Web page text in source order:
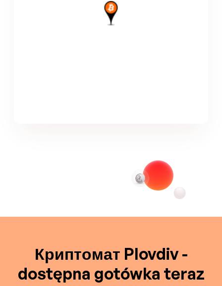
Криптомат Plovdiv -
dostępna gotówka teraz